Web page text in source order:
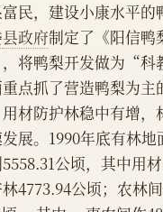
民，建设小康水平
县政府制定了《阳信鸭
将鸭梨开发做为“科
点抓了营造鸭梨为主
材防护林稳中有增，
展。1990年底有林地
公顷，其中用
4773.94公顷；农林